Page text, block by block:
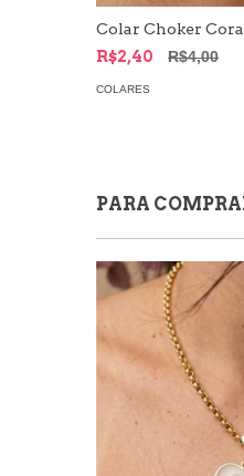
Colar Choker
R$2,40
R$4,00
COLARES
PARA